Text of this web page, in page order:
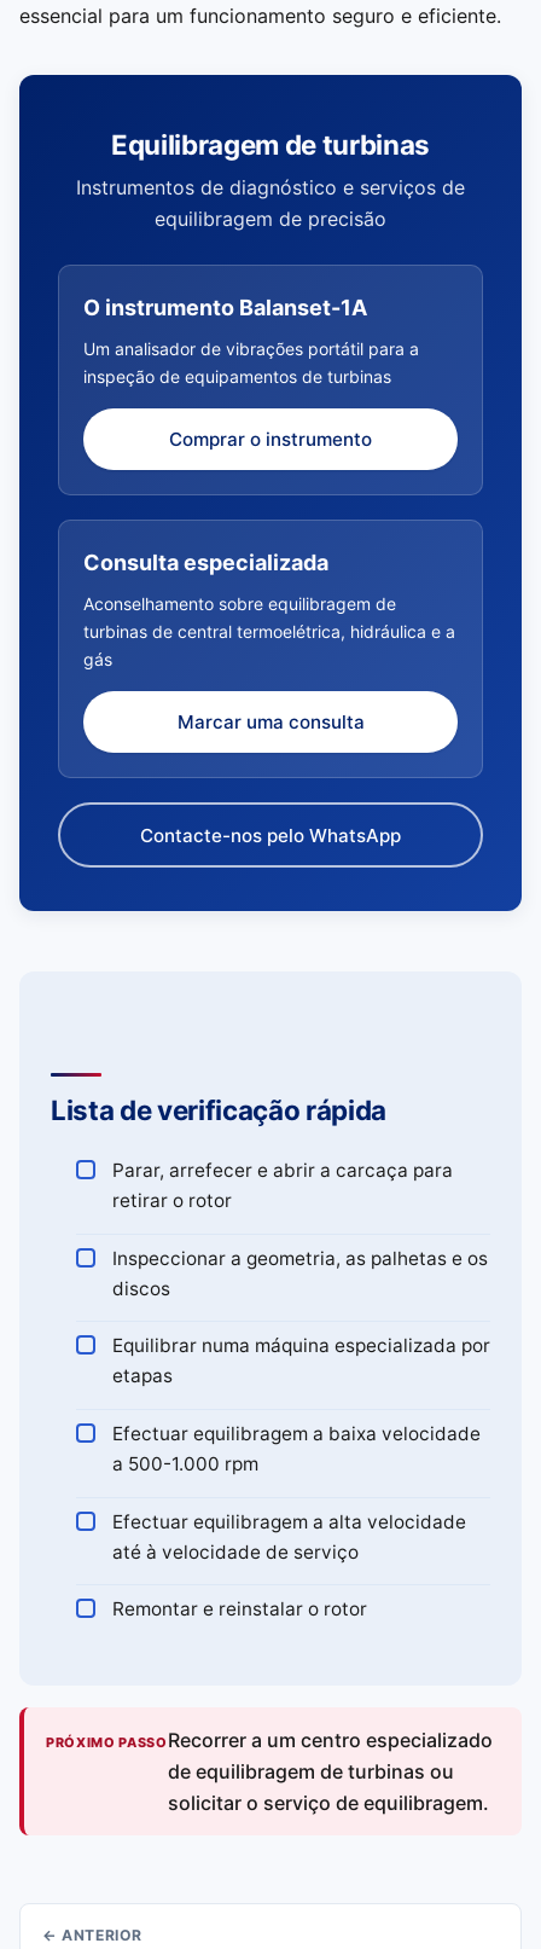
essencial para um funcionamento seguro e eficiente.
Equilibragem de turbinas
Instrumentos de diagnóstico e serviços de
equilibragem de precisão
O instrumento Balanset-1A
Um analisador de vibrações portátil para a
inspeção de equipamentos de turbinas
Comprar o instrumento
Consulta especializada
Aconselhamento sobre equilibragem de
turbinas de central termoelétrica, hidráulica e a
gás
Marcar uma consulta
Contacte-nos pelo WhatsApp
Lista de verificação rápida
Parar, arrefecer e abrir a carcaça para
retirar o rotor
Inspeccionar a geometria, as palhetas e os
discos
Equilibrar numa máquina especializada por
etapas
Efectuar equilibragem a baixa velocidade
a 500-1.000 rpm
Efectuar equilibragem a alta velocidade
até à velocidade de serviço
Remontar e reinstalar o rotor
PRÓXIMO PASSO Recorrer a um centro especializado
de equilibragem de turbinas ou
solicitar o serviço de equilibragem.
← ANTERIOR